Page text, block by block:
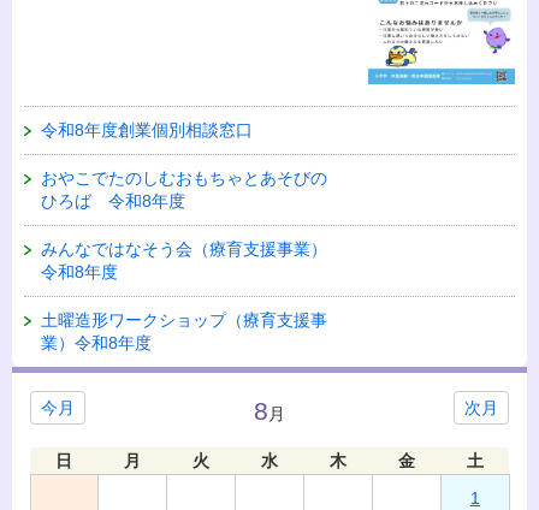
令和8年度創業個別相談窓口
おやこでたのしむおもちゃとあそびの
ひろば 令和8年度
みんなではなそう会（療育支援事業）
令和8年度
土曜造形ワークショップ（療育支援事
業）令和8年度
今月 次月
8月
日 月 火 水 木 金
土
1